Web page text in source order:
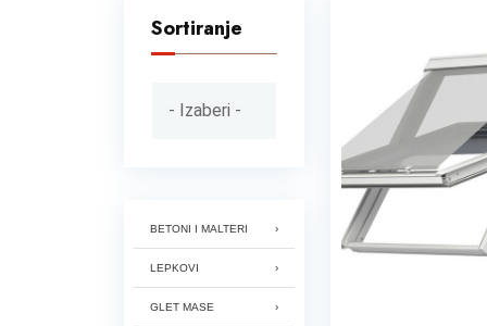
Sortiranje
BETONI I MALTERI
LEPKOVI
GLET MASE